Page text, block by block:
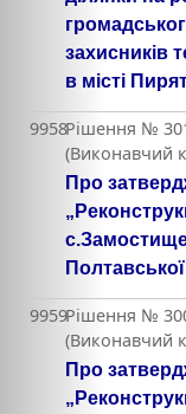
захисників
в місті
9958Рішення №
(Виконавчий
Про
9959Рішення №
(Виконавчий
Про